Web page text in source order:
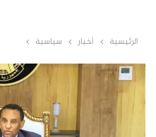
الرئيسية أخبار سياسية